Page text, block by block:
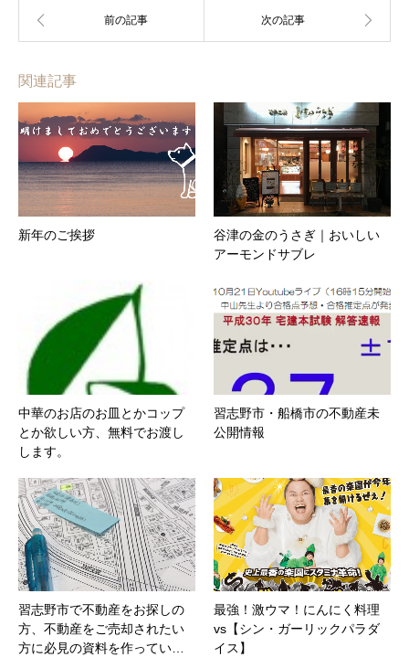
関連記事
新年のご挨拶
谷津の金のうさぎ｜おいしい
アーモンドサブレ
中華のお店のお皿とかコップ
とか欲しい方、無料でお渡し
します。
習志野市・船橋市の不動産未
公開情報
習志野市で不動産をお探しの
方、不動産をご売却されたい
方に必見の資料を作ってい…
最強！激ウマ！にんにく料理
vs【シン・ガーリックパラダ
イス】